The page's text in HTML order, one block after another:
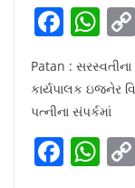
F
c
e
b
o
W
h
at
s
A
p
Patan :
કાર્યપાલક ઇજનેર
પત્નીના સંપર્કમાં
F W